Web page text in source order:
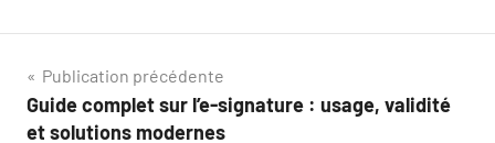
Navigation
de
Publication précédente
Guide complet sur l’e-signature : usage, validité
et solutions modernes